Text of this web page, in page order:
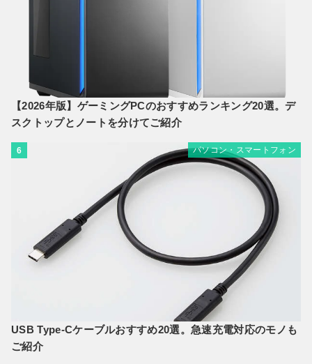
【2026年版】ゲーミングPCのおすすめランキング20選。デ
スクトップとノートを分けてご紹介
6 パソコン・スマートフォン
USB Type-Cケーブルおすすめ20選。急速充電対応のモノも
ご紹介